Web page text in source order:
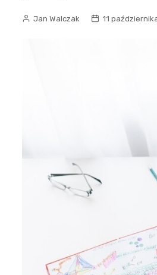
Jan Walczak 11